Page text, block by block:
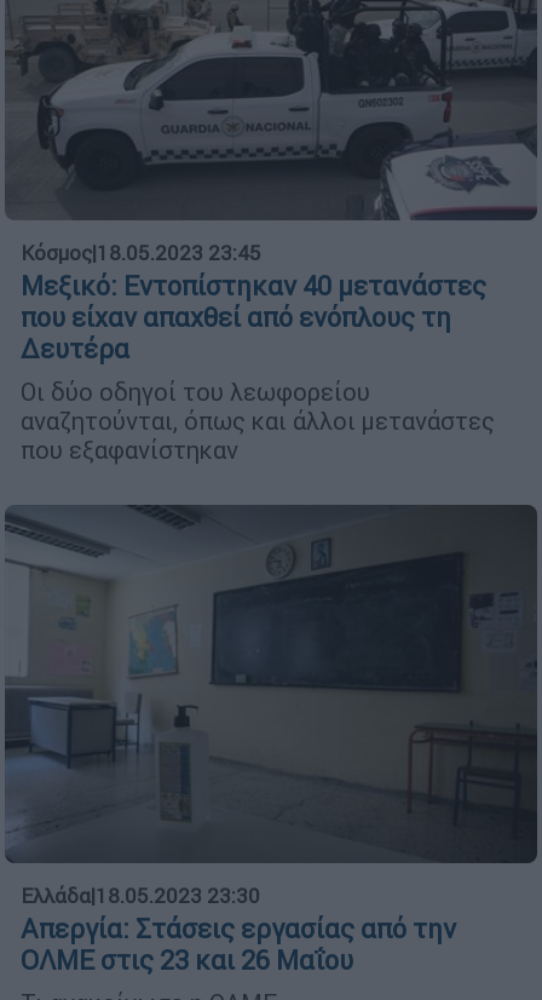
Κόσμος|18.05.2023 23:45
Μεξικό: Eντοπίστηκαν 40 μετανάστες
που είχαν απαχθεί από ενόπλους τη
Δευτέρα
Οι δύο οδηγοί του λεωφορείου
αναζητούνται, όπως και άλλοι μετανάστες
που εξαφανίστηκαν
Ελλάδα|18.05.2023 23:30
Απεργία: Στάσεις εργασίας από την
ΟΛΜΕ στις 23 και 26 Μαΐου